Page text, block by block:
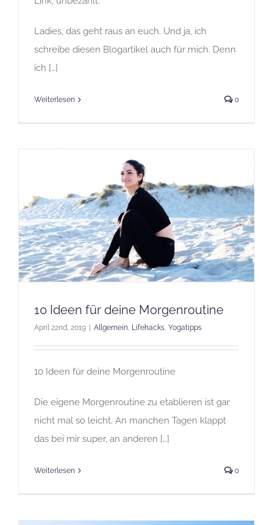
Ladies, das geht raus an euch. Und ja, ich
schreibe diesen Blogartikel auch für mich. Denn
ich […]
Weiterlesen 0
10 Ideen für deine Morgenroutine
April 22nd, 2019 Allgemein, Lifehacks, Yogatipps
10 Ideen für deine Morgenroutine
Die eigene Morgenroutine zu etablieren ist gar
nicht mal so leicht. An manchen Tagen klappt
das bei mir super, an anderen […]
Weiterlesen 0